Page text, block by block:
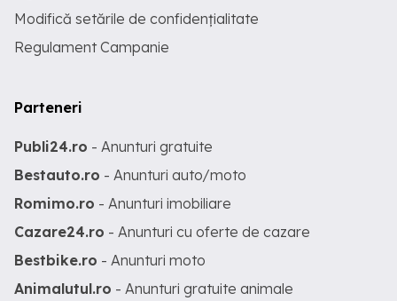
Modifică setările de confidențialitate
Regulament Campanie
Parteneri
Publi24.ro - Anunturi gratuite
Bestauto.ro - Anunturi auto/moto
Romimo.ro - Anunturi imobiliare
Cazare24.ro - Anunturi cu oferte de cazare
Bestbike.ro - Anunturi moto
Animalutul.ro - Anunturi gratuite animale